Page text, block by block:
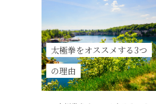
太極拳をオススメする3つ
の理由